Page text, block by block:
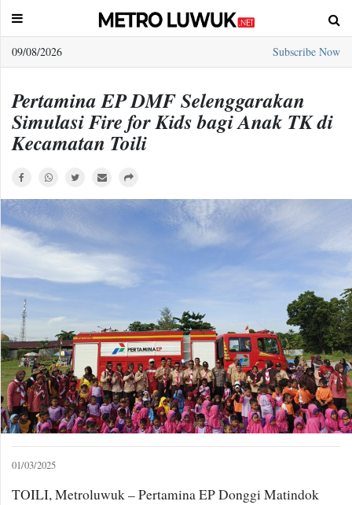
09/08/2026
Subscribe Now
Sample
Pertamina EP DMF Selenggarakan
Simulasi Fire for Kids bagi Anak TK di
Kecamatan Toili
01/03/2025
TOILI, Metroluwuk – Pertamina EP Donggi Matindok